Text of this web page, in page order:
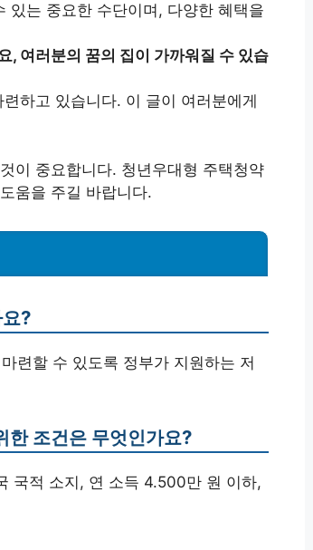
있는 중요한 수단이며, 다양한 혜택을
, 여러분의 꿈의 집이 가까워질 수 있습
하고 있습니다. 이 글이 여러분에게
이 중요합니다. 청년우대형 주택청약
움을 주길 바랍니다.
?
련할 수 있도록 정부가 지원하는 저
한 조건은 무엇인가요?
국적 소지, 연 소득 4.500만 원 이하,